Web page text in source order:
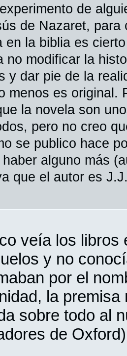
de
de Nazaret, para
en la biblia es
no modificar la
y dar pie de la
menos es original.
la novela son
pero no creo
se publico hace
haber alguno más
que el autor es
veía los libros
y no
por el
la
sobre todo al
de